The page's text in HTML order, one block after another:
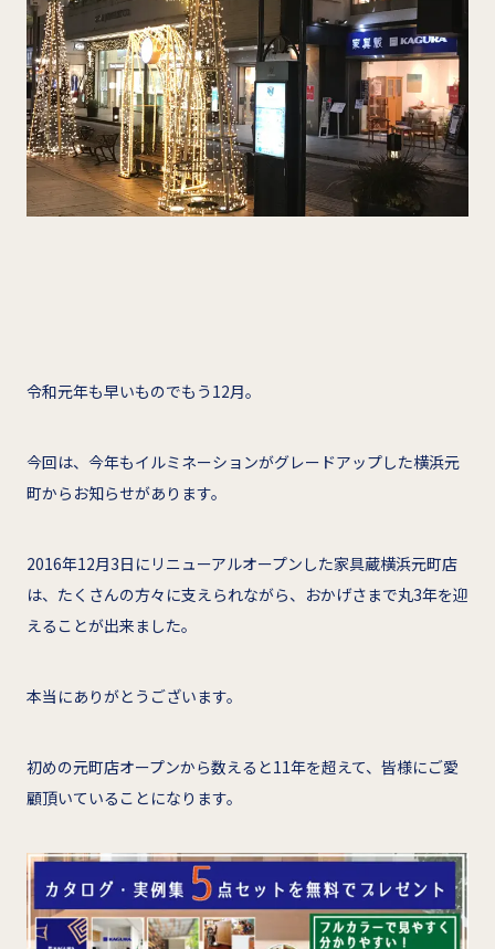
令和元年も早いものでもう12月。
今回は、今年もイルミネーションがグレードアップした横浜元
町からお知らせがあります。
2016年12月3日にリニューアルオープンした家具蔵横浜元町店
は、たくさんの方々に支えられながら、おかげさまで丸3年を迎
えることが出来ました。
本当にありがとうございます。
初めの元町店オープンから数えると11年を超えて、皆様にご愛
顧頂いていることになります。